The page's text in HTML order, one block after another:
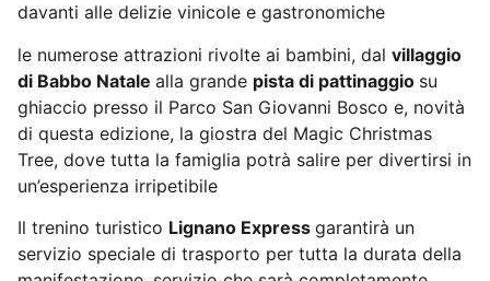
davanti alle delizie vinicole e gastronomiche
le numerose attrazioni rivolte ai bambini, dal villaggio
di Babbo Natale alla grande pista di pattinaggio su
ghiaccio presso il Parco San Giovanni Bosco e, novità
di questa edizione, la giostra del Magic Christmas
Tree, dove tutta la famiglia potrà salire per divertirsi in
un’esperienza irripetibile
Il trenino turistico Lignano Express garantirà un
servizio speciale di trasporto per tutta la durata della